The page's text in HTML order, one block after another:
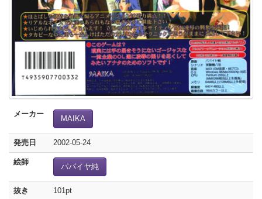
メーカー
MAIKA
発売日 2002-05-24
絵師
パパイヤ純
抜き 101pt